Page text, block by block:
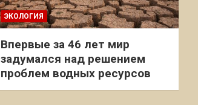
ЭКОЛОГИЯ
Впервые за 46 лет мир
задумался над решением
проблем водных ресурсов